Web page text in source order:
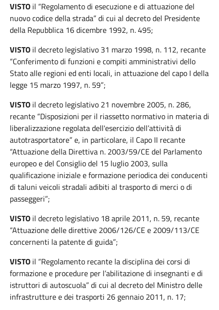
VISTO il “Regolamento di esecuzione e di attuazione del
nuovo codice della strada” di cui al decreto del Presidente
della Repubblica 16 dicembre 1992, n. 495;
VISTO il decreto legislativo 31 marzo 1998, n. 112, recante
“Conferimento di funzioni e compiti amministrativi dello
Stato alle regioni ed enti locali, in attuazione del capo I della
legge 15 marzo 1997, n. 59”;
VISTO il decreto legislativo 21 novembre 2005, n. 286,
recante “Disposizioni per il riassetto normativo in materia di
liberalizzazione regolata dell'esercizio dell’attività di
autotrasportatore” e, in particolare, il Capo II recante
“Attuazione della Direttiva n. 2003/59/CE del Parlamento
europeo e del Consiglio del 15 luglio 2003, sulla
qualificazione iniziale e formazione periodica dei conducenti
di taluni veicoli stradali adibiti al trasporto di merci o di
passeggeri”;
VISTO il decreto legislativo 18 aprile 2011, n. 59, recante
“Attuazione delle direttive 2006/126/CE e 2009/113/CE
concernenti la patente di guida”;
VISTO il “Regolamento recante la disciplina dei corsi di
formazione e procedure per l’abilitazione di insegnanti e di
istruttori di autoscuola” di cui al decreto del Ministro delle
infrastrutture e dei trasporti 26 gennaio 2011, n. 17;